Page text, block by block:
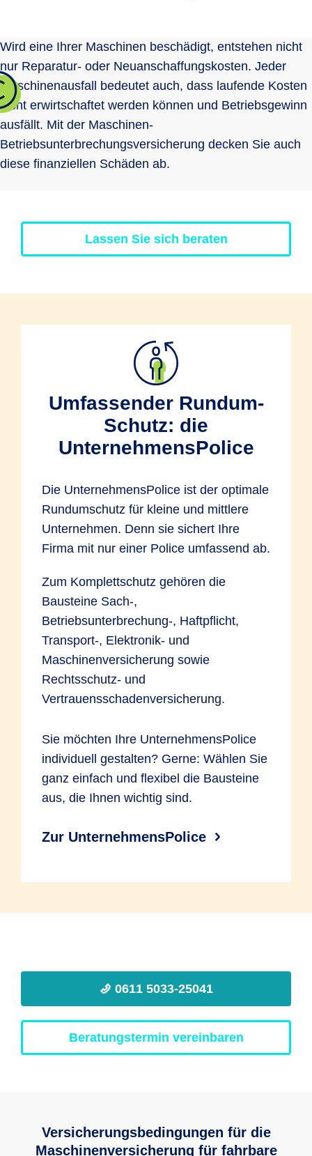
Wird eine Ihrer Maschinen beschädigt, entstehen nicht
nur Reparatur- oder Neuanschaffungskosten. Jeder
Maschinenausfall bedeutet auch, dass laufende Kosten
nicht erwirtschaftet werden können und Betriebsgewinn
ausfällt. Mit der Maschinen-
Betriebsunterbrechungsversicherung decken Sie auch
diese finanziellen Schäden ab.
Lassen Sie sich beraten
Umfassender Rundum-
Schutz: die
UnternehmensPolice
Die UnternehmensPolice ist der optimale
Rundumschutz für kleine und mittlere
Unternehmen. Denn sie sichert Ihre
Firma mit nur einer Police umfassend ab.
Zum Komplettschutz gehören die
Bausteine Sach-,
Betriebsunterbrechung-, Haftpflicht,
Transport-, Elektronik- und
Maschinenversicherung sowie
Rechtsschutz- und
Vertrauensschadenversicherung.
Sie möchten Ihre UnternehmensPolice
individuell gestalten? Gerne: Wählen Sie
ganz einfach und flexibel die Bausteine
aus, die Ihnen wichtig sind.
Zur UnternehmensPolice
0611 5033-25041
Beratungstermin vereinbaren
Versicherungsbedingungen für die
Maschinenversicherung für fahrbare